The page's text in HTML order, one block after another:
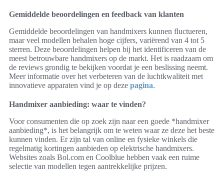
Gemiddelde beoordelingen en feedback van klanten
Gemiddelde beoordelingen van handmixers kunnen fluctueren,
maar veel modellen behalen hoge cijfers, variërend van 4 tot 5
sterren. Deze beoordelingen helpen bij het identificeren van de
meest betrouwbare handmixers op de markt. Het is raadzaam om
de reviews grondig te bekijken voordat je een beslissing neemt.
Meer informatie over het verbeteren van de luchtkwaliteit met
innovatieve apparaten vind je op deze pagina.
Handmixer aanbieding: waar te vinden?
Voor consumenten die op zoek zijn naar een goede *handmixer
aanbieding*, is het belangrijk om te weten waar ze deze het beste
kunnen vinden. Er zijn tal van online en fysieke winkels die
regelmatig kortingen aanbieden op elektrische handmixers.
Websites zoals Bol.com en Coolblue hebben vaak een ruime
selectie van modellen tegen aantrekkelijke prijzen.